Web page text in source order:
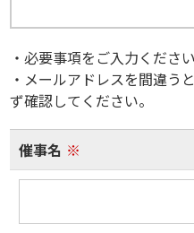
・必要事項をご入力くださ
・メールアドレスを間違う
ず確認してください。
催事名 ※